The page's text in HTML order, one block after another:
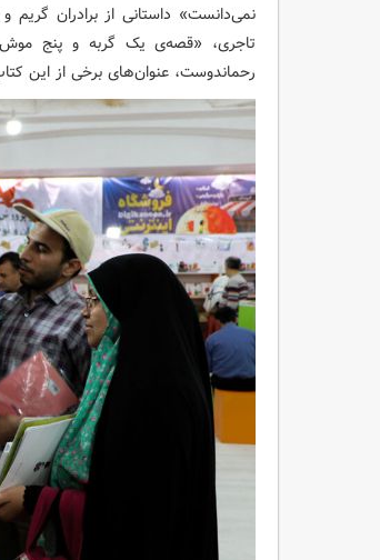
نمی‌دانست» داستانی از برادران گریم
تاجری، «قصه‌ی یک گربه و پنج
رحماندوست، عنوان‌های برخی از این